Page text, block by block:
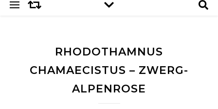
RHODOTHAMNUS
CHAMAECISTUS – ZWERG-
ALPENROSE